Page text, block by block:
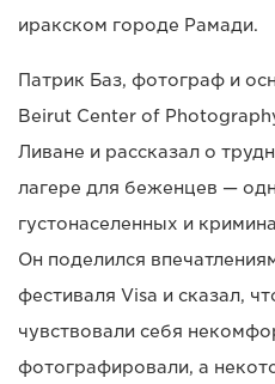
иракском городе Рамади.
Патрик Баз, фотограф и
Beirut Center of
Ливане и рассказал о
лагере для беженцев —
густонаселенных и
Он поделился
фестиваля Visa и сказал,
чувствовали себя
фотографировали, а